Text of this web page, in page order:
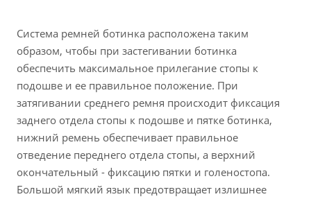
Система ремней ботинка расположена таким
образом, чтобы при застегивании ботинка
обеспечить максимальное прилегание стопы к
подошве и ее правильное положение. При
затягивании среднего ремня происходит фиксация
заднего отдела стопы к подошве и пятке ботинка,
нижний ремень обеспечивает правильное
отведение переднего отдела стопы, а верхний
окончательный - фиксацию пятки и голеностопа.
Большой мягкий язык предотвращает излишнее